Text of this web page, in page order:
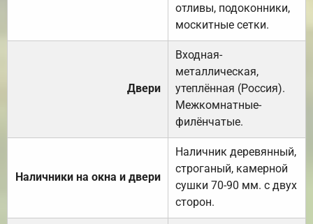
отливы, подоконники,
москитные сетки.
Двери
Входная-
металлическая,
утеплённая (Россия).
Межкомнатные-
филёнчатые.
Наличники на окна и двери
Наличник деревянный,
строганый, камерной
сушки 70-90 мм. с двух
сторон.